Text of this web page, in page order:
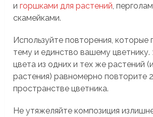
игоршками для растений,
скамейками.
Используйте повторения, которые
тему и единство вашему цветнику.
цвета из одних и тех же растений
растения) равномерно повторите
пространстве цветника.
Не утяжеляйте композиция